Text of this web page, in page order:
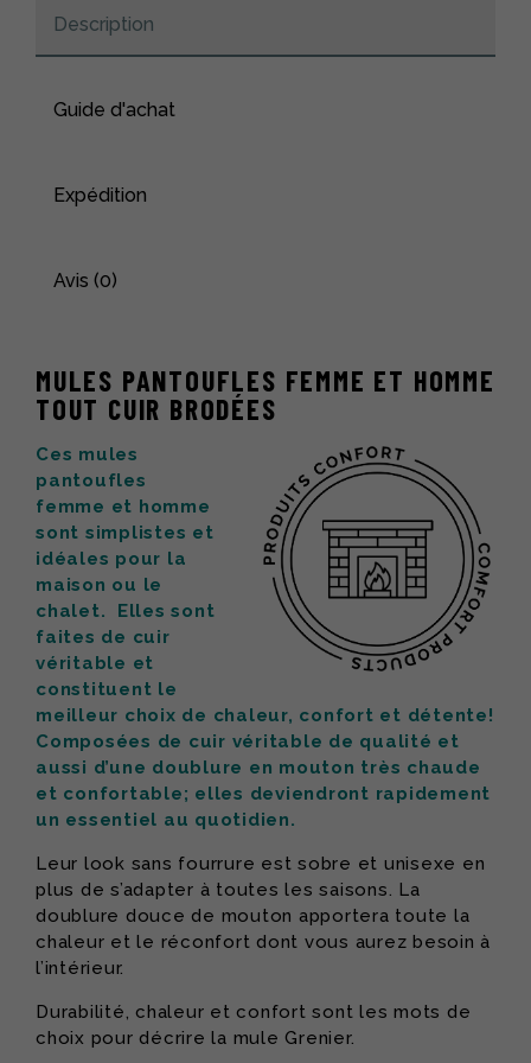
Description
Guide d'achat
Expédition
Avis (0)
MULES PANTOUFLES FEMME ET HOMME
TOUT CUIR BRODÉES
Ces mules
pantoufles
femme et homme
sont simplistes et
idéales pour la
maison ou le
chalet. Elles sont
faites de cuir
véritable et
constituent le
meilleur choix de chaleur, confort et détente!
Composées de cuir véritable de qualité et
aussi d’une doublure en mouton très chaude
et confortable; elles deviendront rapidement
un essentiel au quotidien.
Leur look sans fourrure est sobre et unisexe en
plus de s’adapter à toutes les saisons. La
doublure douce de mouton apportera toute la
chaleur et le réconfort dont vous aurez besoin à
l’intérieur.
Durabilité, chaleur et confort sont les mots de
choix pour décrire la mule Grenier.